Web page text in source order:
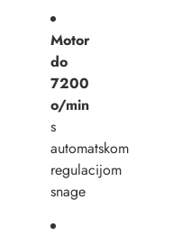
Motor
do
7200
o/min
s
automatskom
regulacijom
snage